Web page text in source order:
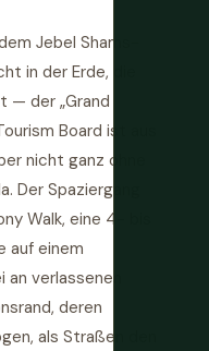
Jebel Shams-
in der Erde, die
— der „Grand
Board ist aus
nicht ganz ohne
Der Spaziergang
Walk, eine 4- bis
auf einem
verlassenen
deren
als Straßen den